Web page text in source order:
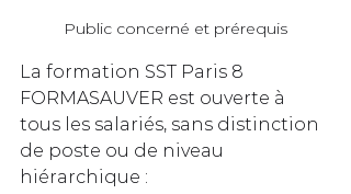
Public concerné et prérequis
La formation SST Paris 8
FORMASAUVER est ouverte à
tous les salariés, sans distinction
de poste ou de niveau
hiérarchique :